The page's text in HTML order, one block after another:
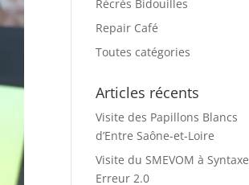
Récrés Bidouilles
Repair Café
Toutes catégories
Articles récents
Visite des Papillons Blancs
d’Entre Saône-et-Loire
Visite du SMEVOM à Syntaxe
Erreur 2.0